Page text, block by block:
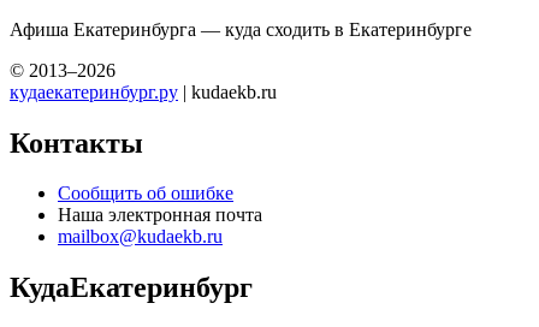
Афиша Екатеринбурга — куда сходить в Екатеринбурге
© 2013–2026
кудаекатеринбург.ру | kudaekb.ru
Контакты
Сообщить об ошибке
Наша электронная почта
mailbox@kudaekb.ru
КудаЕкатеринбург